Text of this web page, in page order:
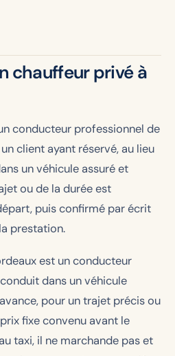
chauffeur privé à
conducteur professionnel de
client ayant réservé, au lieu
un véhicule assuré et
ou de la durée est
puis confirmé par écrit
prestation.
est un conducteur
dans un véhicule
pour un trajet précis ou
fixe convenu avant le
taxi, il ne marchande pas et